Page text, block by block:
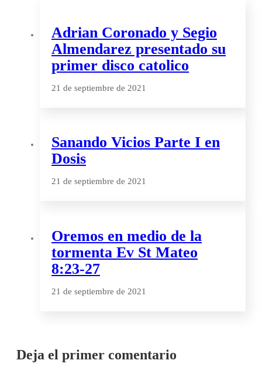
Adrian Coronado y Segio
Almendarez presentado su
primer disco catolico
21 de septiembre de 2021
Sanando Vicios Parte I en
Dosis
21 de septiembre de 2021
Oremos en medio de la
tormenta Ev St Mateo
8:23-27
21 de septiembre de 2021
Deja el primer comentario